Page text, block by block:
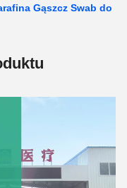
Gąszcz Swab do